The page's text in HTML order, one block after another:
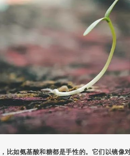
比如氨基酸和糖都是手性的。它们以镜像